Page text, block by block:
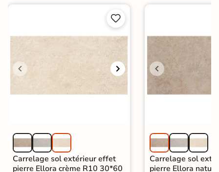


Carrelage sol extérieur effet
pierre Ellora crème R10 30*60
Carrelage sol
pierre Ellora